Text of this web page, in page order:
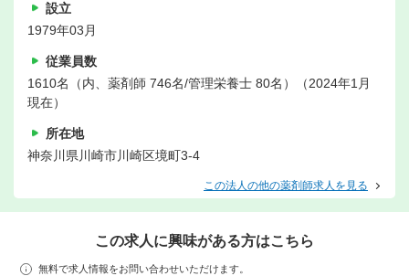
設立
1979年03月
従業員数
1610名（内、薬剤師 746名/管理栄養士 80名）（2024年1月
現在）
所在地
神奈川県川崎市川崎区境町3-4
この法人の他の薬剤師求人を見る
この求人に興味がある方はこちら
無料で求人情報をお問い合わせいただけます。